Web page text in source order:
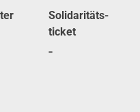
Soli­da­ri­täts­
ti­cket
-